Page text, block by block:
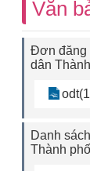
Văn
Đơn đăng
dân
Danh
Thành